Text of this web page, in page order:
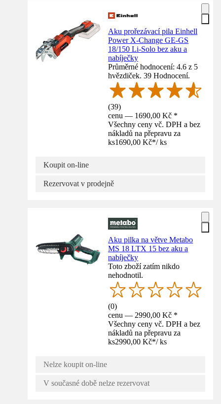
Aku prořezávací pila Einhell
Power X-Change GE-GS
18/150 Li-Solo bez aku a
nabíječky
Průměrné hodnocení: 4.6 z 5
hvězdiček. 39 Hodnocení.
(39)
cenu — 1690,00 Kč *
Všechny ceny vč. DPH a bez
nákladů na přepravu za
ks1690,00 Kč*/ ks
Koupit on-line
Rezervovat v prodejně
Aku pilka na větve Metabo
MS 18 LTX 15 bez aku a
nabíječky
Toto zboží zatím nikdo
nehodnotil.
(0)
cenu — 2990,00 Kč *
Všechny ceny vč. DPH a bez
nákladů na přepravu za
ks2990,00 Kč*/ ks
Nelze koupit on-line
V současné době nelze rezervovat